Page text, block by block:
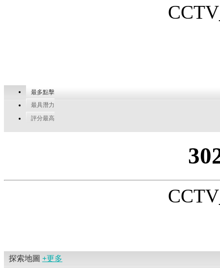
最多點擊
最具潛力
評分最高
探索地圖 +更多